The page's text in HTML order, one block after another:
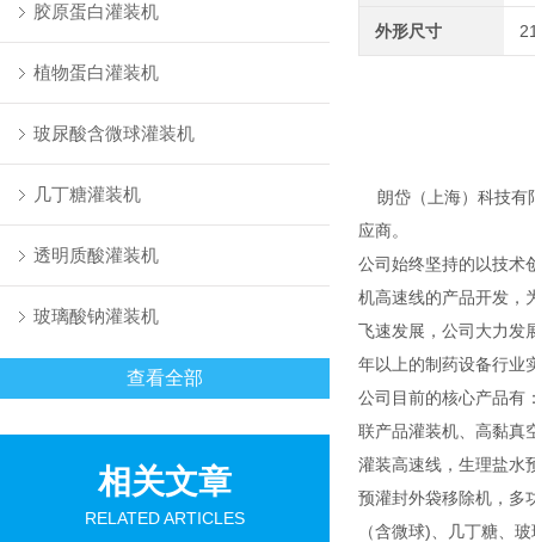
胶原蛋白灌装机
植物蛋白灌装机
玻尿酸含微球灌装机
几丁糖灌装机
透明质酸灌装机
玻璃酸钠灌装机
查看全部
相关文章
RELATED ARTICLES
外形尺寸
朗岱（上海）科技有
应商。
公司始终坚持的以技术
机高速线的产品开发，
飞速发展，公司大力发
年以上的制药设备行业
公司目前的核心产品有
联产品灌装机、高黏真
灌装高速线，生理盐水
预灌封外袋移除机，多
（含微球)、几丁糖、